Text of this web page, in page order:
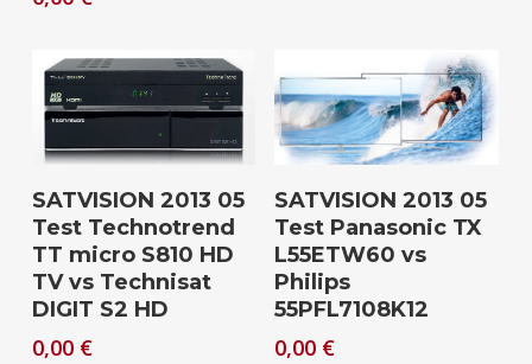
Download
SATVISION 2013 05
Test Technotrend
TT micro S810 HD
TV vs Technisat
DIGIT S2 HD
0,00 €
Download
SATVISION 2013 05
Test Panasonic TX
L55ETW60 vs
Philips
55PFL7108K12
0,00 €